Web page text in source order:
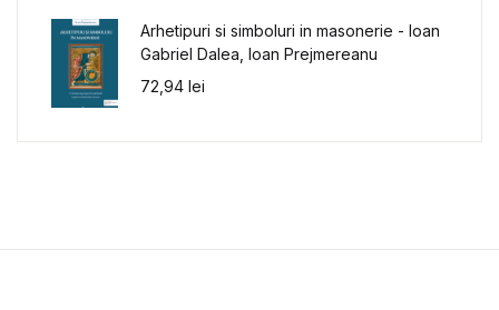
Arhetipuri si simboluri in masonerie - Ioan
Gabriel Dalea, Ioan Prejmereanu
72,94 lei